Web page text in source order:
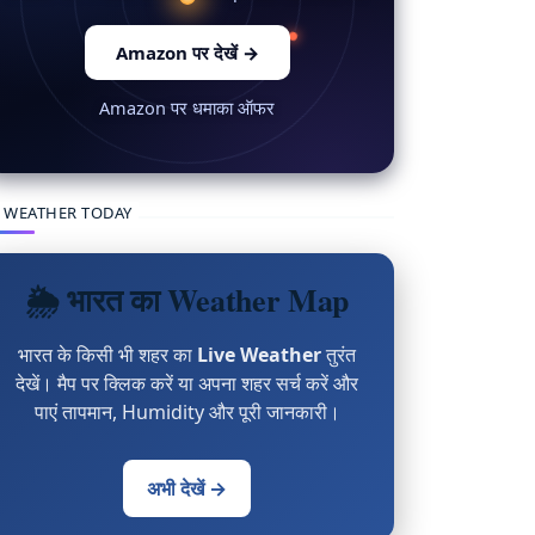
Amazon पर देखें →
Amazon पर धमाका ऑफर
TODAY
🌦 भारत का Weather Map
भारत के किसी भी शहर का Live Weatherतुरंत
देखें। मैप पर क्लिक करें या अपना शहर सर्च करें और
पाएं तापमान, Humidity और पूरी जानकारी।
अभी देखें →